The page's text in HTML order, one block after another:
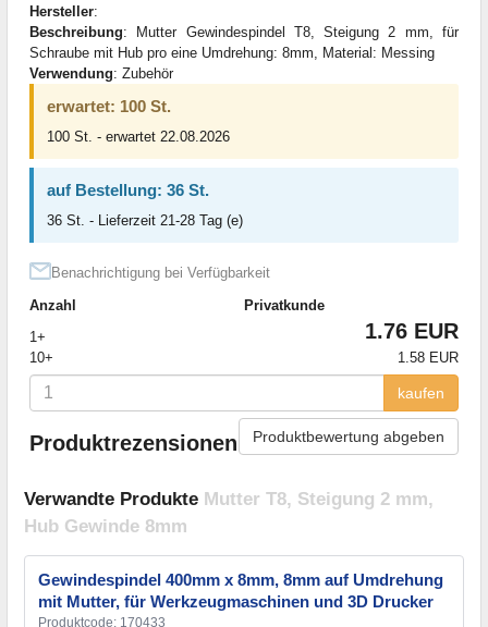
Hersteller:
Beschreibung: Mutter Gewindespindel T8, Steigung 2 mm, für
Schraube mit Hub pro eine Umdrehung: 8mm, Material: Messing
Verwendung: Zubehör
erwartet: 100 St.
100 St. - erwartet 22.08.2026
auf Bestellung: 36 St.
36 St. - Lieferzeit 21-28 Tag (e)
Benachrichtigung bei Verfügbarkeit
Anzahl
Privatkunde
1+
1.76 EUR
10+ 1.58 EUR
kaufen
Produktrezensionen Produktbewertung abgeben
Verwandte Produkte Mutter T8, Steigung 2 mm,
Hub Gewinde 8mm
Gewindespindel 400mm x 8mm, 8mm auf Umdrehung
mit Mutter, für Werkzeugmaschinen und 3D Drucker
Produktcode: 170433